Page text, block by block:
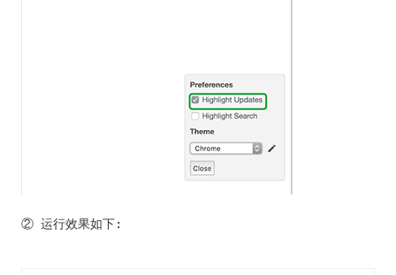
② 运行效果如下: